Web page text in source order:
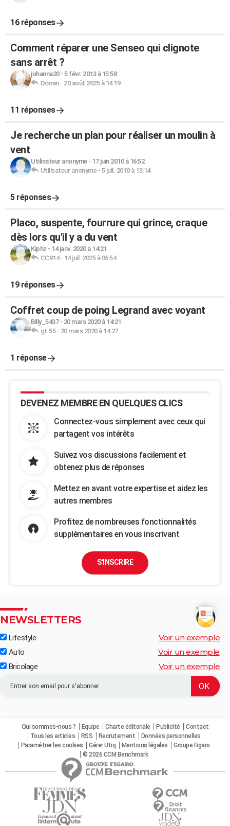
16 réponses
Comment réparer une Senseo qui clignote
sans arrêt ?
johanna20- 5 févr. 2013 à 15:58
Dorian- 20 août 2025 à 14:19
11 réponses
Je recherche un plan pour réaliser un moulin à
vent
Utilisateur anonyme- 17 juin 2010 à 16:52
Utilisateur anonyme- 5 juil. 2010 à 13:14
5 réponses
Placo, suspente, fourrure qui grince, craque
dès lors qu'il y a du vent
Kiphz - 14 janv. 2020 à 14:21
CC914- 14 juil. 2025 à 06:54
19 réponses
Coffret coup de poing Legrand avec voyant
Billy_5437- 20 mars 2020 à 14:21
gt.55- 20 mars 2020 à 14:27
1 réponse
DEVENEZ MEMBRE EN QUELQUES CLICS
Connectez-vous simplement avec ceux qui
partagent vos intérêts
Suivez vos discussions facilement et
obtenez plus de réponses
Mettez en avant votre expertise et aidez les
autres membres
Profitez de nombreuses fonctionnalités
supplémentaires en vous inscrivant
S'INSCRIRE
NEWSLETTERS
Lifestyle Voir un exemple
Auto Voir un exemple
Bricolage Voir un exemple
Qui sommes-nous ? Equipe Charte éditoriale Publicité
Contact
Tous les articles
RSS Recrutement
Données personnelles
Paramétrer les cookies
Gérer Utiq Mentions légales
Groupe Figaro
© 2026 CCM Benchmark